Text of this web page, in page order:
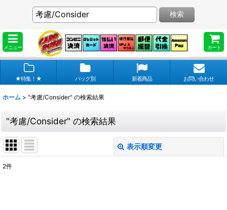
メニュー カート
検索
★特集！★ パック別 新着商品 お問い合わせ
ホーム > "考慮/Consider" の検索結果
"考慮/Consider" の検索結果
表示順変更
2件